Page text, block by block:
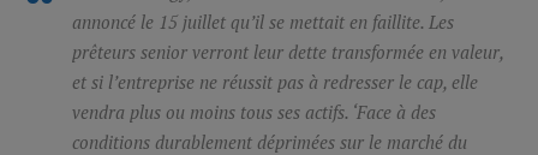
annoncé le 15 juillet qu’il se mettait en faillite. Les
prêteurs senior verront leur dette transformée en valeur,
et si l’entreprise ne réussit pas à redresser le cap, elle
vendra plus ou moins tous ses actifs. ‘Face à des
conditions durablement déprimées sur le marché du